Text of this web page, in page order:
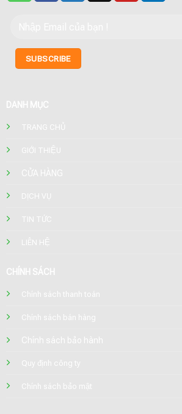
DANH MỤC
TRANG CHỦ
GIỚI THIỆU
CỬA HÀNG
DỊCH VỤ
TIN TỨC
LIÊN HỆ
CHÍNH SÁCH
Chính sách thanh toán
Chính sách bán hàng
Chính sách bảo hành
Quy định công ty
Chính sách bảo mật